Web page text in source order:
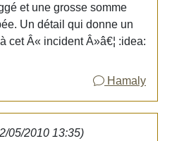
et une grosse somme
Un détail qui donne un
cet Â« incident Â»â€¦ :idea:
Hamaly
05/2010 13:35)